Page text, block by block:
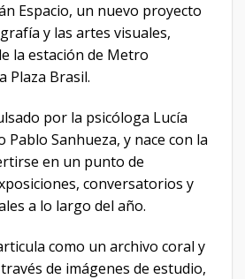
Espacio, un nuevo proyecto
y las artes visuales,
la estación de Metro
Plaza Brasil.
por la psicóloga Lucía
Sanhueza, y nace con la
en un punto de
conversatorios y
a lo largo del año.
como un archivo coral y
de imágenes de estudio,